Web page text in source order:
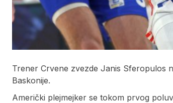
Trener Crvene zvezde Janis Sferopulos
Baskonije.
Američki plejmejker se tokom prvog